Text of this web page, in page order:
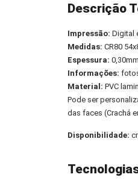
Descrição
Impressão: Digital
Medidas: CR80
Espessura:
Informações:
Material: PVC
Pode ser
das faces (Crachá
Disponibilidade: